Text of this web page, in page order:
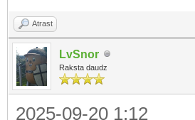
Atrast
LvSnor
Raksta daudz
2025-09-20 1:12